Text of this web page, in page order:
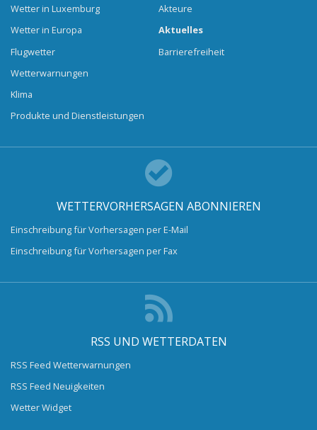
Wetter in Luxemburg
Wetter in Europa
Flugwetter
Wetterwarnungen
Klima
Produkte und Dienstleistungen
Akteure
Aktuelles
Barrierefreiheit
WETTERVORHERSAGEN ABONNIEREN
Einschreibung für Vorhersagen per E-Mail
Einschreibung für Vorhersagen per Fax
RSS UND WETTERDATEN
RSS Feed Wetterwarnungen
RSS Feed Neuigkeiten
Wetter Widget